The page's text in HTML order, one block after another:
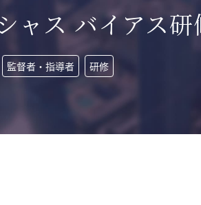
ャス バイアス研
監督者・指導者 研修